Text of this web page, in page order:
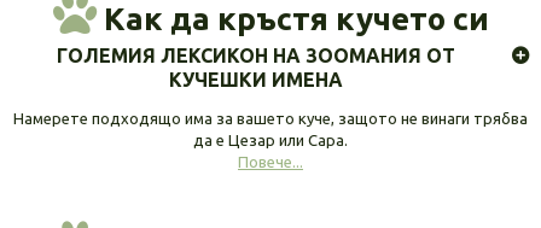
Как да кръстя кучето си
ГОЛЕМИЯ ЛЕКСИКОН НА ЗООМАНИЯ ОТ
КУЧЕШКИ ИМЕНА
Намерете подходящо има за вашето куче, защото не винаги трябва
да е Цезар или Сара.
Повече...